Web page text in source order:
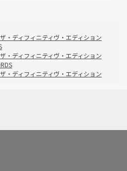
・ディフィニティヴ・エディション
・ディフィニティヴ・エディション
・ディフィニティヴ・エディション